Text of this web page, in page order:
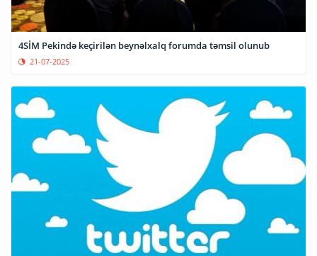
4SİM Pekində keçirilən beynəlxalq forumda təmsil olunub
21-07-2025